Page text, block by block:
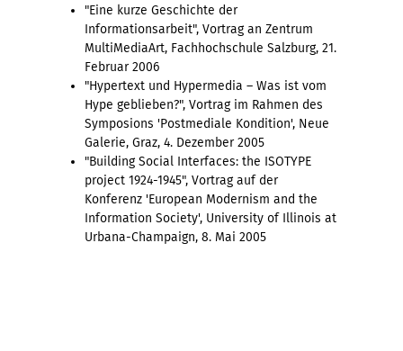
"Eine kurze Geschichte der
Informationsarbeit", Vortrag an Zentrum
MultiMediaArt, Fachhochschule Salzburg, 21.
Februar 2006
"Hypertext und Hypermedia – Was ist vom
Hype geblieben?", Vortrag im Rahmen des
Symposions 'Postmediale Kondition', Neue
Galerie, Graz, 4. Dezember 2005
"Building Social Interfaces: the ISOTYPE
project 1924-1945", Vortrag auf der
Konferenz 'European Modernism and the
Information Society', University of Illinois at
Urbana-Champaign, 8. Mai 2005